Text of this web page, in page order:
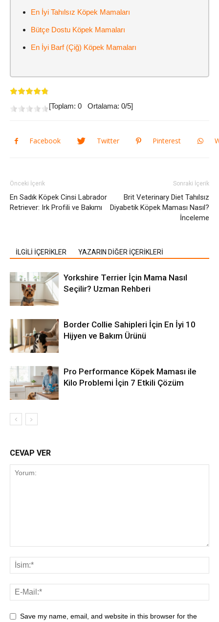
En İyi Tahılsız Köpek Mamaları
Bütçe Dostu Köpek Mamaları
En İyi Barf (Çiğ) Köpek Mamaları
[Toplam: 0 Ortalama: 0/5]
Facebook Twitter Pinterest
Önceki İçerik
En Sadık Köpek Cinsi Labrador
Retriever: Irk Profili ve Bakımı
Sonraki İçerik
Brit Veterinary Diet Tahılsız
Diyabetik Köpek Maması Nasıl?
İnceleme
İLGİLİ İÇERİKLER YAZARIN DİĞER İÇERİKLERİ
Yorkshire Terrier İçin Mama Nasıl
Seçilir? Uzman Rehberi
Border Collie Sahipleri İçin En İyi 10
Hijyen ve Bakım Ürünü
Pro Performance Köpek Maması ile
Kilo Problemi İçin 7 Etkili Çözüm
CEVAP VER
Save my name, email, and website in this browser for the